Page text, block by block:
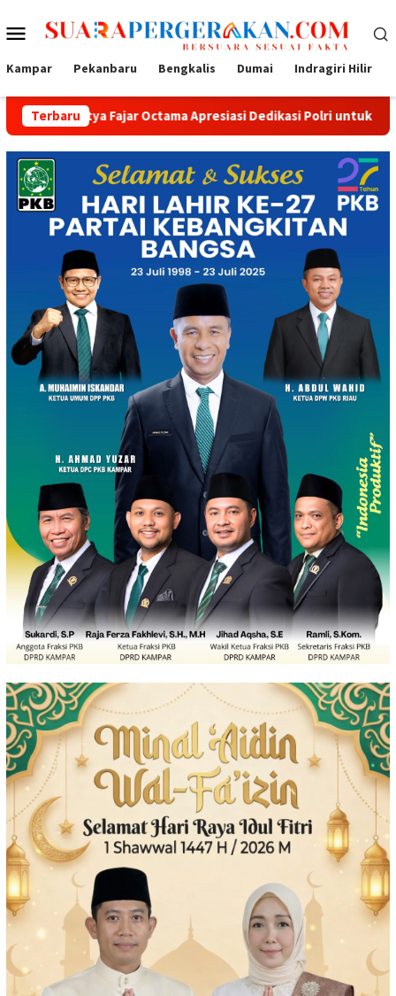
ke
Menu
Mobile
Kampar Pekanbaru Bengkalis Dumai Indragiri Hilir
Terbaru
Octama Apresiasi Dedikasi Polri untuk Masyarakat